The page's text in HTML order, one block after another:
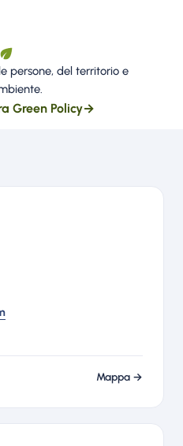
persone, del territorio e
Green Policy→
Mappa →